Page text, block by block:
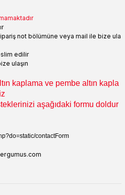
not bölümüne veya mail ile bize ula
edilir
ulaşın
kaplama ve pembe altın kapla
aşağıdaki formu doldur
contactForm